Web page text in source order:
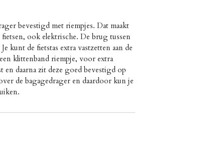
bevestigd met riempjes. Dat maakt
ook elektrische. De brug tussen
kunt de fietstas extra vastzetten aan de
klittenband riempje, voor extra
en daarna zit deze goed bevestigd op
de bagagedrager en daardoor kun je